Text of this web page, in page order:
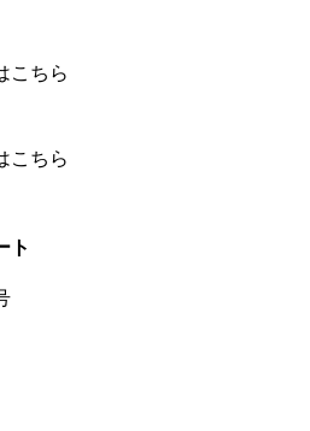
こちら
こちら
ト